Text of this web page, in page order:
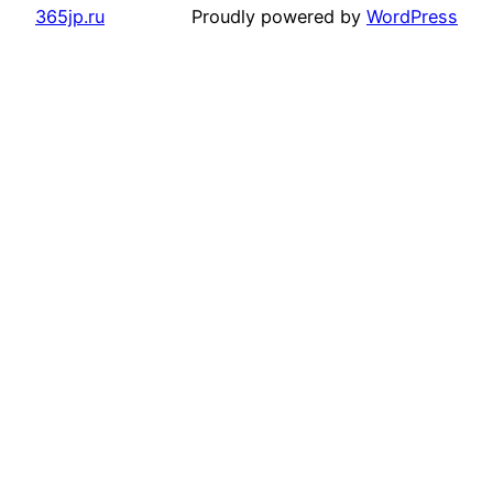
365jp.ru Proudly powered by WordPress